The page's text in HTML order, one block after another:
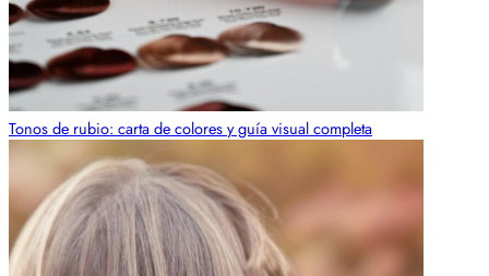
Tonos de rubio: carta de colores y guía visual completa